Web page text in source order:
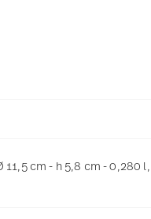
cm - h 5,8 cm - 0,280